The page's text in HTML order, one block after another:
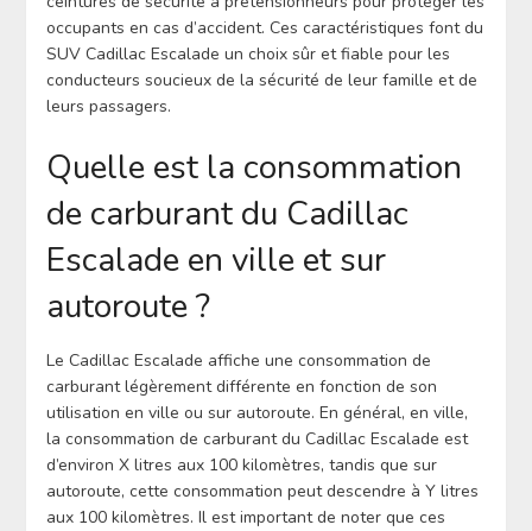
occupants en cas d’accident. Ces caractéristiques font du
SUV Cadillac Escalade un choix sûr et fiable pour les
conducteurs soucieux de la sécurité de leur famille et de
leurs passagers.
Quelle est la consommation
de carburant du Cadillac
Escalade en ville et sur
autoroute ?
Le Cadillac Escalade affiche une consommation de
carburant légèrement différente en fonction de son
utilisation en ville ou sur autoroute. En général, en ville,
la consommation de carburant du Cadillac Escalade est
d’environ X litres aux 100 kilomètres, tandis que sur
autoroute, cette consommation peut descendre à Y litres
aux 100 kilomètres. Il est important de noter que ces